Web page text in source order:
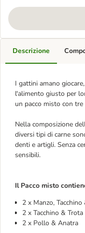
Descrizione
I gattini amano
l'alimento giusto per
un pacco misto con
Nella composizione
diversi tipi di carne
denti e artigli. Senza
sensibili.
Il Pacco misto
2 x Manzo,
2 x Tacchino & Trota
2 x Pollo & Anatra